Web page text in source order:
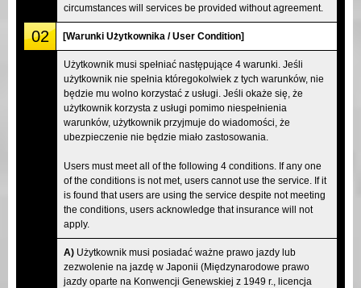
circumstances will services be provided without agreement.
02 [Warunki Użytkownika / User Condition]
Użytkownik musi spełniać następujące 4 warunki. Jeśli
użytkownik nie spełnia któregokolwiek z tych warunków, nie
będzie mu wolno korzystać z usługi. Jeśli okaże się, że
użytkownik korzysta z usługi pomimo niespełnienia
warunków, użytkownik przyjmuje do wiadomości, że
ubezpieczenie nie będzie miało zastosowania.
Users must meet all of the following 4 conditions. If any one
of the conditions is not met, users cannot use the service. If it
is found that users are using the service despite not meeting
the conditions, users acknowledge that insurance will not
apply.
A) Użytkownik musi posiadać ważne prawo jazdy lub
zezwolenie na jazdę w Japonii (Międzynarodowe prawo
jazdy oparte na Konwencji Genewskiej z 1949 r., licencja